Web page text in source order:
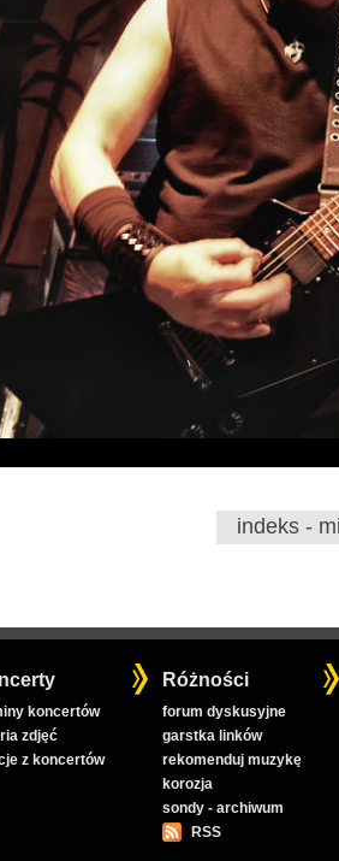
indeks -
koncertów
zdjęć
z koncertów
Różności
forum dyskusyjne
garstka linków
rekomenduj muzykę
korozja
sondy - archiwum
RSS